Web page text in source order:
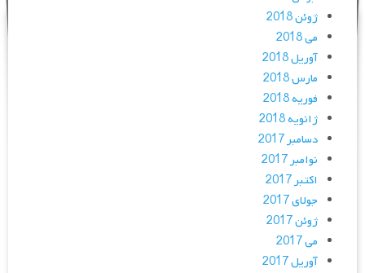
ژوئن 2018
می 2018
آوریل 2018
مارس 2018
فوریه 2018
ژانویه 2018
دسامبر 2017
نوامبر 2017
اکتبر 2017
جولای 2017
ژوئن 2017
می 2017
آوریل 2017